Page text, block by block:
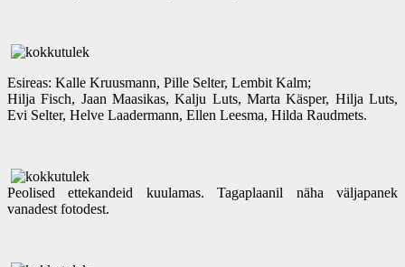
Esireas: Kalle Kruusmann, Pille Selter, Lembit Kalm;
Hilja Fisch, Jaan Maasikas, Kalju Luts, Marta Käsper, Hilja Luts,
Evi Selter, Helve Laadermann, Ellen Leesma, Hilda Raudmets.
Peolised ettekandeid kuulamas. Tagaplaanil näha väljapanek
vanadest fotodest.